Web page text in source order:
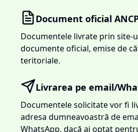
Document oficial
Documentele livrate prin site-
documente oficial, emise de
teritoriale.
Livrarea pe email/
Documentele solicitate vor fi
adresa dumneavoastră de
WhatsApp, dacă ai optat